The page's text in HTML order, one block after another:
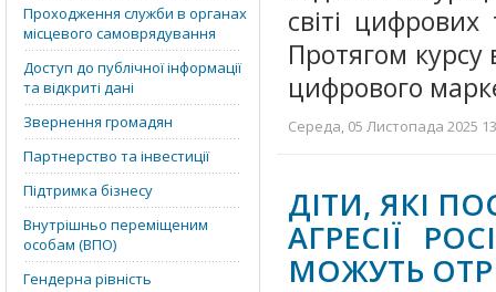
Проходження служби в органах
місцевого самоврядування
Доступ до публічної інформації
та відкриті дані
Звернення громадян
Партнерство та інвестиції
Підтримка бізнесу
Внутрішньо переміщеним
особам (ВПО)
Гендерна рівність
світі
Протягом курсу
цифрового
Середа, 05 Листопада 2025
ДІТИ, ЯКІ
АГРЕСІЇ
МОЖУТЬ